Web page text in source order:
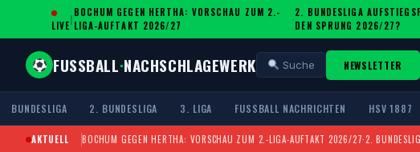
LIVE
|
BOCHUM GEGEN HERTHA: VORSCHAU ZUM 2.-
LIGA-AUFTAKT 2026/27
·
2. BUNDESLIGA
DEN SPRUNG 2026/27?
FUSSBALL·NACHSCHLAGEWERK Suche NEWSLETTER
BUNDESLIGA 2. BUNDESLIGA 3. LIGA FUSSBALL NACHRICHTEN HSV 1887
AKTUELL BOCHUM GEGEN HERTHA: VORSCHAU ZUM 2.-LIGA-AUFTAKT 2026/27·2.